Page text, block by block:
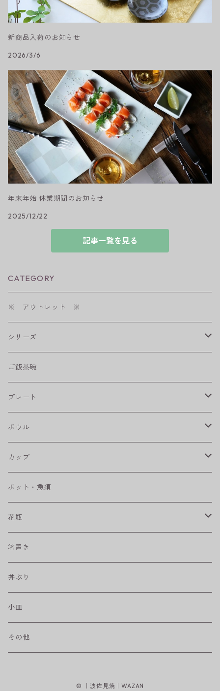
新商品入荷のお知らせ
2026/3/6
年末年始 休業期間のお知らせ
2025/12/22
記事一覧を見る
CATEGORY
※ アウトレット ※
シリーズ
shabby chic style
フラワーパレード
八角シリーズ
RONDE
ベベルボウル
プリーツ
藍駒
ワビカップ
ハンディ小皿
和ミモザ
ご飯茶碗
プレート
楕円皿
丸皿
長皿
角皿
取皿
盛皿
カレー＆パスタ皿
ボウル
大鉢
中鉢
小鉢
カップ
カップ
マグカップ
フリーカップ
そば猪口
ポット・急須
花瓶
水差し
箸置き
丼ぶり
小皿
その他
© ｜波佐見焼｜WAZAN